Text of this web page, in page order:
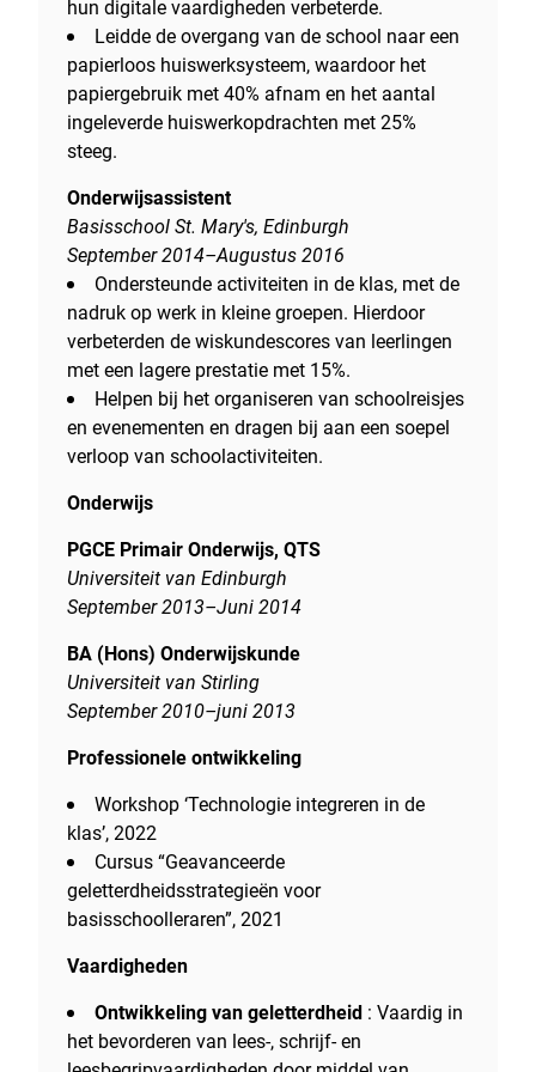
hun digitale vaardigheden verbeterde.
Leidde de overgang van de school naar een
papierloos huiswerksysteem, waardoor het
papiergebruik met 40% afnam en het aantal
ingeleverde huiswerkopdrachten met 25%
steeg.
Onderwijsassistent
Basisschool St. Mary's, Edinburgh
September 2014–Augustus 2016
Ondersteunde activiteiten in de klas, met de
nadruk op werk in kleine groepen. Hierdoor
verbeterden de wiskundescores van leerlingen
met een lagere prestatie met 15%.
Helpen bij het organiseren van schoolreisjes
en evenementen en dragen bij aan een soepel
verloop van schoolactiviteiten.
Onderwijs
PGCE Primair Onderwijs, QTS
Universiteit van Edinburgh
September 2013–Juni 2014
BA (Hons) Onderwijskunde
Universiteit van Stirling
September 2010–juni 2013
Professionele ontwikkeling
Workshop ‘Technologie integreren in de
klas’, 2022
Cursus “Geavanceerde
geletterdheidsstrategieën voor
basisschoolleraren”, 2021
Vaardigheden
Ontwikkeling van geletterdheid : Vaardig in
het bevorderen van lees-, schrijf- en